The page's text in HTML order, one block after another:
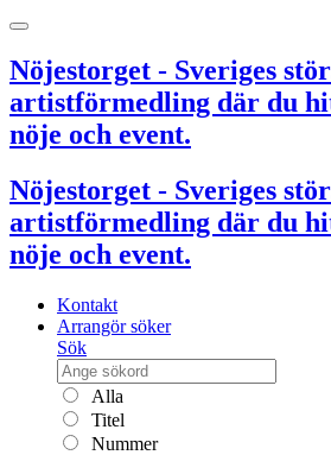
Nöjestorget - Sveriges
artistförmedling där du
nöje och event.
Nöjestorget - Sveriges
artistförmedling där du
nöje och event.
Kontakt
Arrangör söker
Sök
Alla
Titel
Nummer